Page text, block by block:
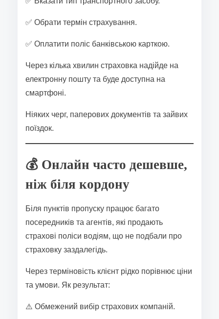
✅ Обрати термін страхування.
✅ Оплатити поліс банківською карткою.
Через кілька хвилин страховка надійде на
електронну пошту та буде доступна на
смартфоні.
Ніяких черг, паперових документів та зайвих
поїздок.
💰 Онлайн часто дешевше,
ніж біля кордону
Біля пунктів пропуску працює багато
посередників та агентів, які продають
страхові поліси водіям, що не подбали про
страховку заздалегідь.
Через терміновість клієнт рідко порівнює ціни
та умови. Як результат:
⚠️ Обмежений вибір страхових компаній.